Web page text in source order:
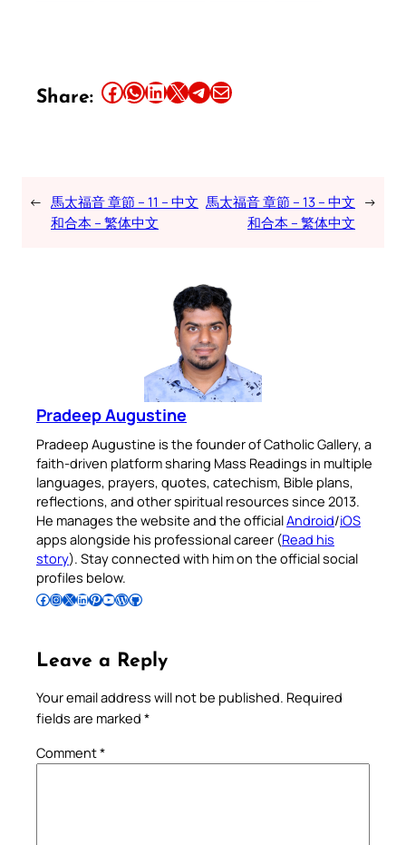
Share: Share this article on Facebook Share this article on WhatsApp Share this article on LinkedIn Share this article on X Share this article on TelegramEmail this Article
← 馬太福音 章節 – 11 – 中文
和合本 – 繁体中文
馬太福音 章節 – 13 – 中文
和合本 – 繁体中文
→
Pradeep Augustine
Pradeep Augustine is the founder of Catholic Gallery, a
faith-driven platform sharing Mass Readings in multiple
languages, prayers, quotes, catechism, Bible plans,
reflections, and other spiritual resources since 2013.
He manages the website and the officialAndroid/iOS
apps alongside his professional career (Read his
story). Stay connected with him on the official social
profiles below.
Follow Pradeep on Facebook Follow Pradeep on InstagramFollow Pradeep on X Follow Pradeep on LinkedIn Follow Pradeep on Pinterest Subscribe to Pradeep’s Youtube Channel Follow Pradeep on WordPress Follow Pradeep on GitHub
Leave a Reply
Your email address will not be published. Required
fields are marked *
Comment*